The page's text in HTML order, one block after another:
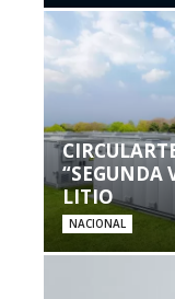
“SEGUNDA
LITIO
NACIONAL